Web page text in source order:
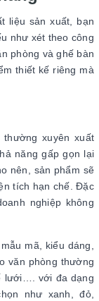
liệu sản xuất, bạn
như xét theo công
phòng và ghế bàn
thiết kế riêng mà
xuyên xuất
năng gấp gọn lại
nên, sản phẩm sẽ
tích hạn chế. Đặc
nghiệp không
mã, kiểu dáng,
văn phòng thường
lưới…. với đa dạng
như xanh, đỏ,